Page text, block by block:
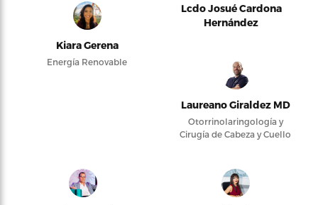
Kiara Gerena
Energía Renovable
Lcdo Josué Cardona
Hernández
Laureano Giraldez MD
Otorrinolaringología y
Cirugía de Cabeza y Cuello